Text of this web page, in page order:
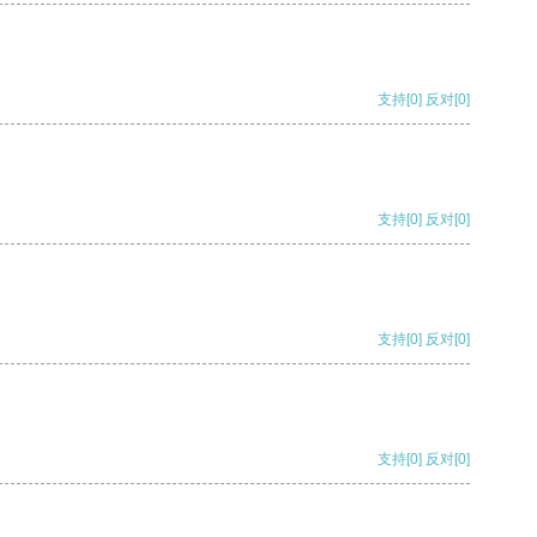
支持[0] 反对[0]
支持[0] 反对[0]
支持[0] 反对[0]
支持[0] 反对[0]